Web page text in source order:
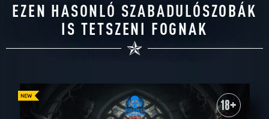
EZEN HASONLÓ SZABADULÓSZOBÁK
IS TETSZENI FOGNAK
18+